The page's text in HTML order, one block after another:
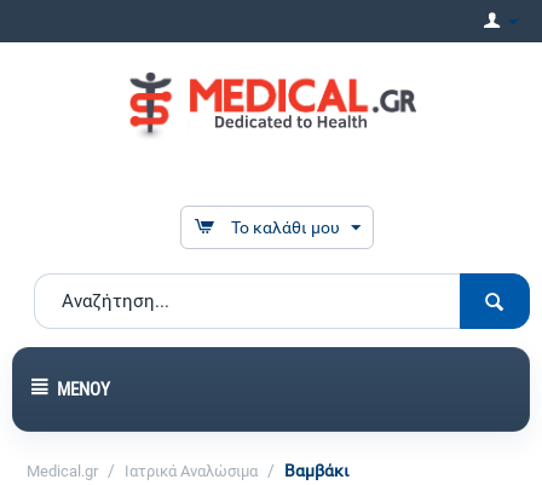
Το καλάθι μου
ΜΕΝΟΎ
Medical.gr / Ιατρικά Αναλώσιμα / Βαμβάκι